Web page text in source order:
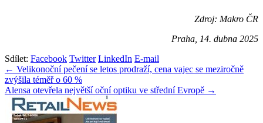
Zdroj: Makro ČR
Praha, 14. dubna 2025
Sdílet: Facebook Twitter LinkedIn E-mail
Navigace
pro
příspěvek
← Velikonoční pečení se letos prodraží, cena vajec se meziročně
zvýšila téměř o 60 %
Alensa otevřela největší oční optiku ve střední Evropě →